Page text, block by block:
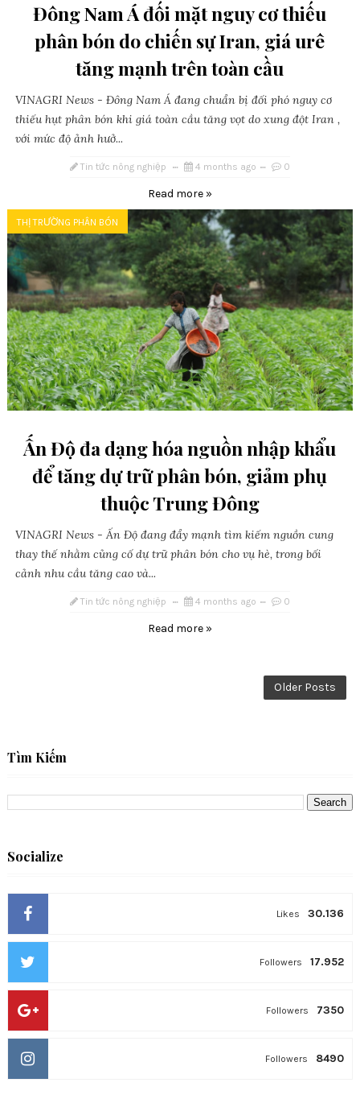
Đông Nam Á đối mặt nguy cơ thiếu
phân bón do chiến sự Iran, giá urê
tăng mạnh trên toàn cầu
VINAGRI News - Đông Nam Á đang chuẩn bị đối phó nguy cơ
thiếu hụt phân bón khi giá toàn cầu tăng vọt do xung đột Iran ,
với mức độ ảnh hưở...
Tin tức nông nghiệp 4 months ago 0
Read more »
THỊ TRƯỜNG PHÂN BÓN
Ấn Độ đa dạng hóa nguồn nhập khẩu
để tăng dự trữ phân bón, giảm phụ
thuộc Trung Đông
VINAGRI News - Ấn Độ đang đẩy mạnh tìm kiếm nguồn cung
thay thế nhằm củng cố dự trữ phân bón cho vụ hè, trong bối
cảnh nhu cầu tăng cao và...
Tin tức nông nghiệp 4 months ago 0
Read more »
Older Posts
Tìm Kiếm
Socialize
30.136
Likes
17.952
Followers
7350
Followers
8490
Followers